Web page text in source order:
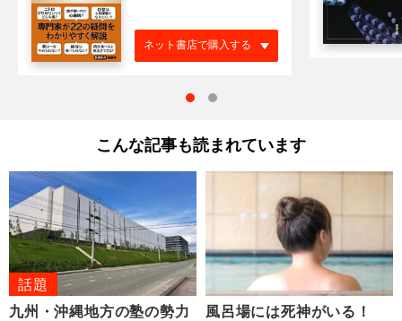
ネット書店で購入する
こんな記事も読まれています
話題
九州・沖縄地方の塾の勢力
風呂場には死神がいる！